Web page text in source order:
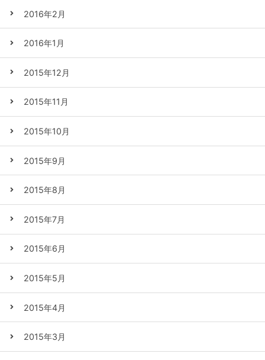
2016年2月
2016年1月
2015年12月
2015年11月
2015年10月
2015年9月
2015年8月
2015年7月
2015年6月
2015年5月
2015年4月
2015年3月